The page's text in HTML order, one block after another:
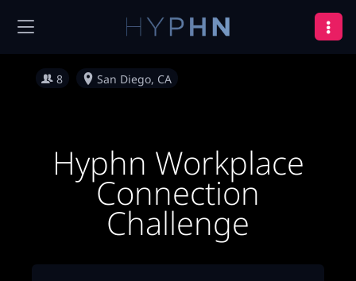
8 San Diego, CA
Hyphn Workplace
Connection
Challenge